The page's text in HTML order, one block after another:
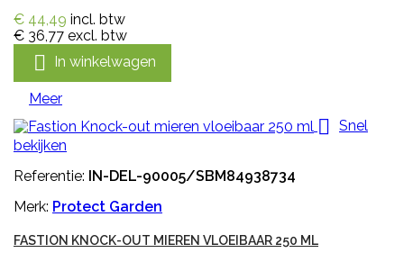
€ 44,49 incl. btw
€ 36,77 excl. btw
 In winkelwagen
Meer
 Snel
bekijken
Referentie: IN-DEL-90005/SBM84938734
Merk: Protect Garden
FASTION KNOCK-OUT MIEREN VLOEIBAAR 250 ML